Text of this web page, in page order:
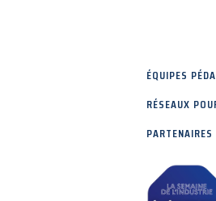
ÉQUIPES
RÉSEAUX
PARTENAIRES